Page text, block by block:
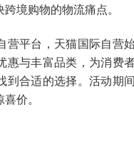
境购物的物流痛点。
营平台，天猫国际自营
惠与丰富品类，为消费
到合适的选择。活动期
价。